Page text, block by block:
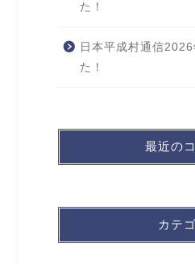
た！
日本平成村通信
た！
最近の
カテ